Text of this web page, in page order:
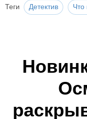
Теги Детектив Что